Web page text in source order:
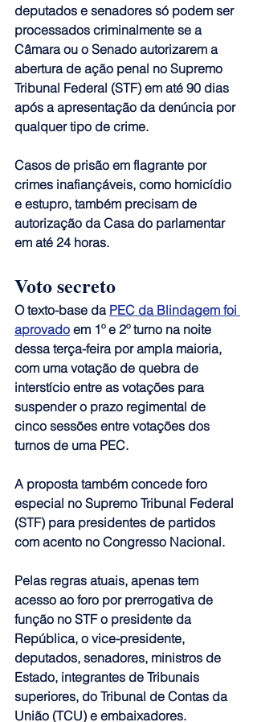
deputados e senadores só podem ser
processados criminalmente se a
Câmara ou o Senado autorizarem a
abertura de ação penal no Supremo
Tribunal Federal (STF) em até 90 dias
após a apresentação da denúncia por
qualquer tipo de crime.
Casos de prisão em flagrante por
crimes inafiançáveis, como homicídio
e estupro, também precisam de
autorização da Casa do parlamentar
em até 24 horas.
Voto secreto
O texto-base da PEC da Blindagem foi
aprovado em 1º e 2º turno na noite
dessa terça-feira por ampla maioria,
com uma votação de quebra de
interstício entre as votações para
suspender o prazo regimental de
cinco sessões entre votações dos
turnos de uma PEC.
A proposta também concede foro
especial no Supremo Tribunal Federal
(STF) para presidentes de partidos
com acento no Congresso Nacional.
Pelas regras atuais, apenas tem
acesso ao foro por prerrogativa de
função no STF o presidente da
República, o vice-presidente,
deputados, senadores, ministros de
Estado, integrantes de Tribunais
superiores, do Tribunal de Contas da
União (TCU) e embaixadores.